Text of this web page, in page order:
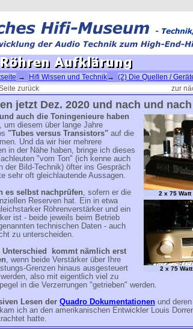
→ Hifi Wissen und Technik→ (2) Die Quellen /
→ Röhren Aufklärung
zurück zur
jetzt Dez. 2020 und nach und
2 x 75
2 x 75
auch die Toningenieure haben
, um diesem über lange Jahre
"Tubes versus Transistors" auf die
Und da wir hier mehrere
in der Nähe haben, bringe ich dieses
"vom Ton" (ich kenne auch
der Bild-Technik) öfter ins Gespräch
sehr oft gleichlautende Aussagen.
es selbst nachprüfen, sofern er die
Reserven hat. Ein in etwa
Röhrenverstärker und ein
ist - beide jeweils beim Betrieb
technischen Daten - auch
zu unterscheiden.
Unterschied kommt nämlich erst
, wenn beide Verstärker über Ihre
Grenzen hinaus ausgesteuert
also mit eigentlich viel zu
in die Verzerrungen "getrieben" werden.
Lesen der Quadro Dokumentationen und
ich an den amerikanischen Entwickler Louis
hatte.